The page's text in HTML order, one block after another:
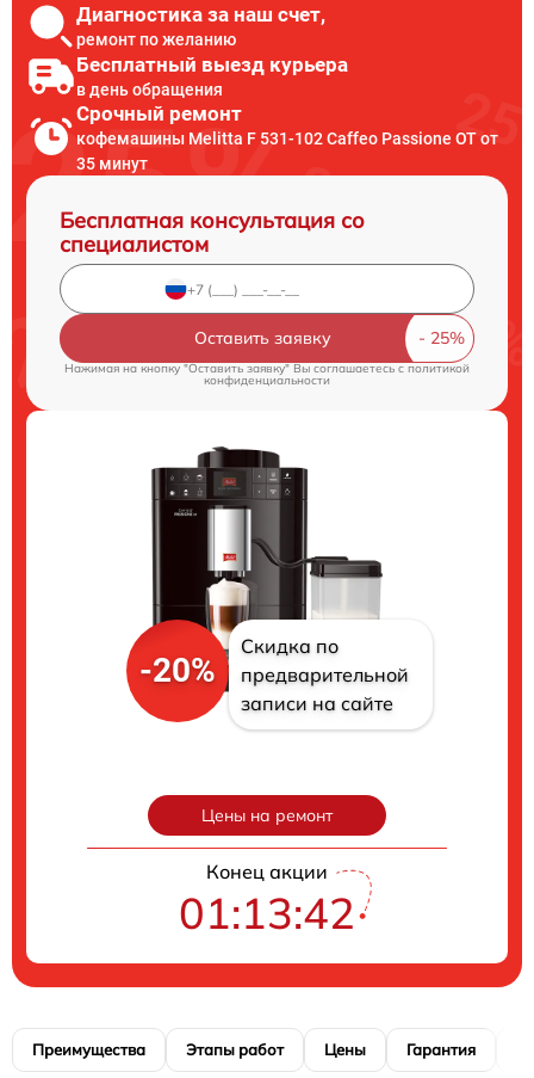
Диагностика за наш счет,
ремонт по желанию
Бесплатный выезд курьера
в день обращения
Срочный ремонт
кофемашины Melitta F 531-102 Caffeo Passione OT от
35 минут
Бесплатная консультация со
специалистом
Оставить заявку
Нажимая на кнопку "Оставить заявку" Вы соглашаетесь cполитикой
конфиденциальности
-20%
Скидка по
предварительной
записи на сайте
Цены на ремонт
Конец акции
01:13:41
Преимущества Этапы работ Цены Гарантия